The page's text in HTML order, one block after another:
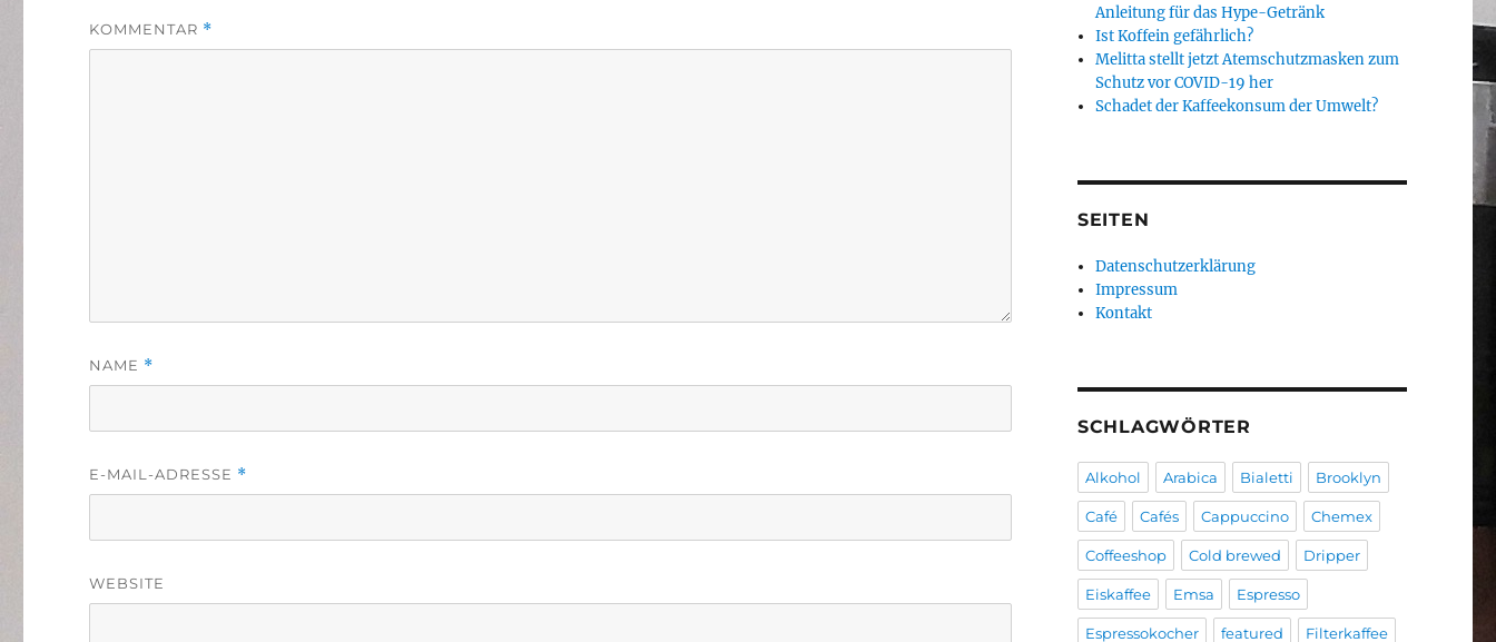
KOMMENTAR *
NAME *
E-MAIL-ADRESSE *
WEBSITE
Anleitung für das Hype-Getränk
Ist Koffein gefährlich?
Melitta stellt jetzt Atemschutzmasken zum
Schutz vor COVID-19 her
Schadet der Kaffeekonsum der Umwelt?
SEITEN
Datenschutzerklärung
Impressum
Kontakt
SCHLAGWÖRTER
Alkohol Arabica Bialetti Brooklyn
Café Cafés Cappuccino Chemex
Coffeeshop Cold brewed Dripper
Eiskaffee Emsa Espresso
Espressokocher featured Filterkaffee